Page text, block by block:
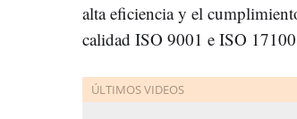
alta eficiencia y el
calidad ISO 9001 e ISO